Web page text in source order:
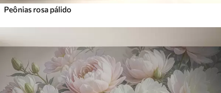
Peônias rosa pálido